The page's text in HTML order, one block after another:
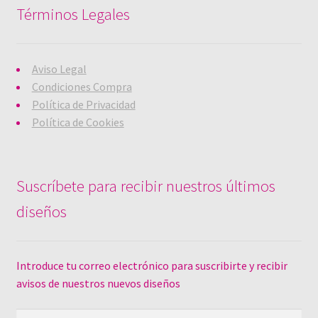
Términos Legales
Aviso Legal
Condiciones Compra
Política de Privacidad
Política de Cookies
Suscríbete para recibir nuestros últimos
diseños
Introduce tu correo electrónico para suscribirte y recibir
avisos de nuestros nuevos diseños